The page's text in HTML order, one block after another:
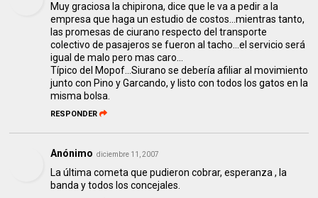
Muy graciosa la chipirona, dice que le va a pedir a la
empresa que haga un estudio de costos...mientras tanto,
las promesas de ciurano respecto del transporte
colectivo de pasajeros se fueron al tacho...el servicio será
igual de malo pero mas caro...
Típico del Mopof...Siurano se debería afiliar al movimiento
junto con Pino y Garcando, y listo con todos los gatos en la
misma bolsa.
RESPONDER
Anónimo diciembre 11, 2007
La última cometa que pudieron cobrar, esperanza , la
banda y todos los concejales.